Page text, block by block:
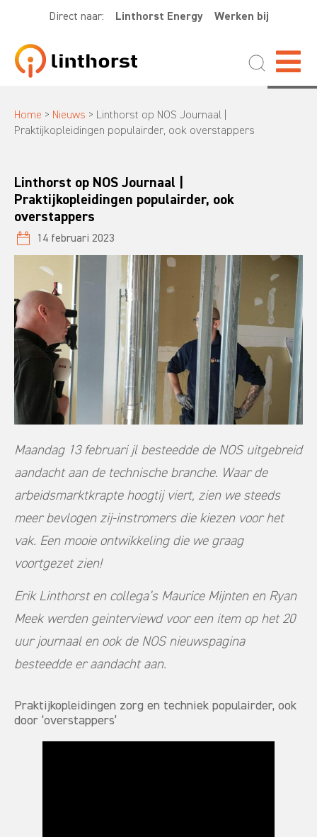
Direct naar: Linthorst Energy Werken bij
Home > Nieuws > Linthorst op NOS Journaal |
Praktijkopleidingen populairder, ook overstappers
Linthorst op NOS Journaal |
Praktijkopleidingen populairder, ook
overstappers
14 februari 2023
Maandag 13 februari jl besteedde de NOS uitgebreid
aandacht aan de technische branche. Waar de
arbeidsmarktkrapte hoogtij viert, zien we steeds
meer bevlogen zij-instromers die kiezen voor het
vak. Een mooie ontwikkeling die we graag
voortgezet zien!
Erik Linthorst en collega’s Maurice Mijnten en Ryan
Meek werden geinterviewd voor een item op het 20
uur journaal en ook de NOS nieuwspagina
besteedde er aandacht aan.
Praktijkopleidingen zorg en techniek populairder, ook
door ‘overstappers’